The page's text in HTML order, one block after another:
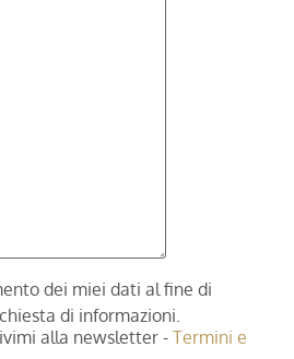
dei miei dati al fine di
di informazioni.
alla newsletter - Termini e